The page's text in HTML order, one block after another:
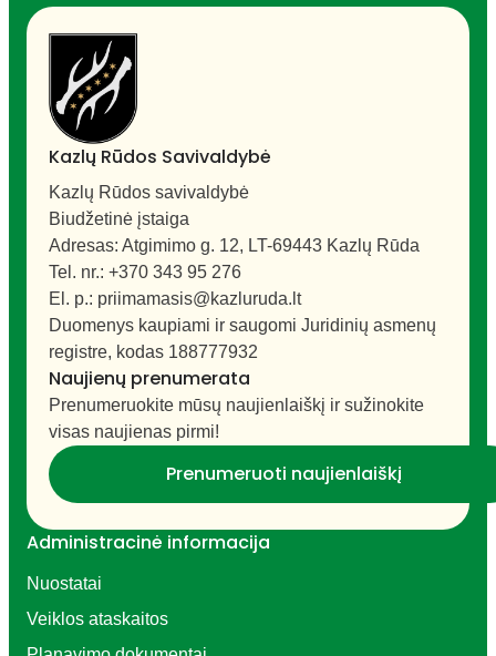
Kazlų Rūdos Savivaldybė
Kazlų Rūdos savivaldybė
Biudžetinė įstaiga
Adresas: Atgimimo g. 12, LT-69443 Kazlų Rūda
Tel. nr.: +370 343 95 276
El. p.: priimamasis@kazluruda.lt
Duomenys kaupiami ir saugomi Juridinių asmenų
registre, kodas 188777932
Naujienų prenumerata
Prenumeruokite mūsų naujienlaiškį ir sužinokite
visas naujienas pirmi!
Prenumeruoti naujienlaiškį
Administracinė informacija
Nuostatai
Veiklos ataskaitos